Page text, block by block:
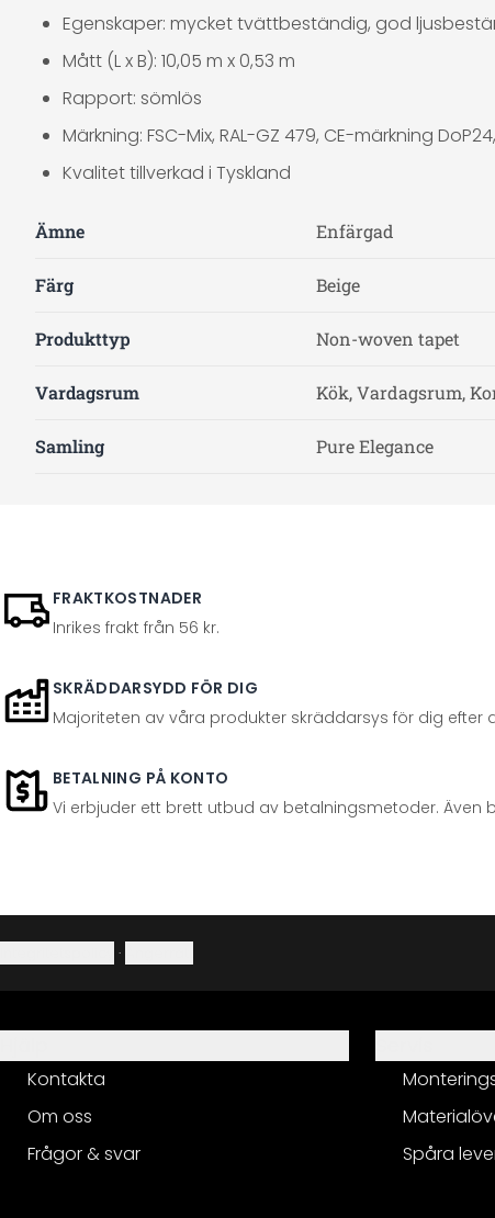
Egenskaper: mycket tvättbeständig, god
Mått (L x B): 10,05 m x 0,53 m
Rapport: sömlös
Märkning: FSC-Mix, RAL-GZ 479, CE-märkning
Kvalitet tillverkad i Tyskland
Ämne Enfärgad
Färg Beige
Produkttyp Non-woven tapet
Vardagsrum Kök, Vardagsrum,
Samling Pure Elegance
FRAKTKOSTNADER
Inrikes frakt från 56 kr.
SKRÄDDARSYDD FÖR DIG
Majoriteten av våra produkter skräddarsys för dig efter
BETALNING PÅ KONTO
Vi erbjuder ett brett utbud av betalningsmetoder. Även
·
Kontakta
Om oss
Frågor & svar
Spåra